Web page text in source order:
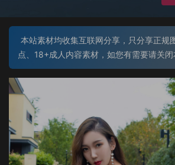
本站素材均收集互联网分享，只分享正规
点、18+成人内容素材，如您有需要请关闭